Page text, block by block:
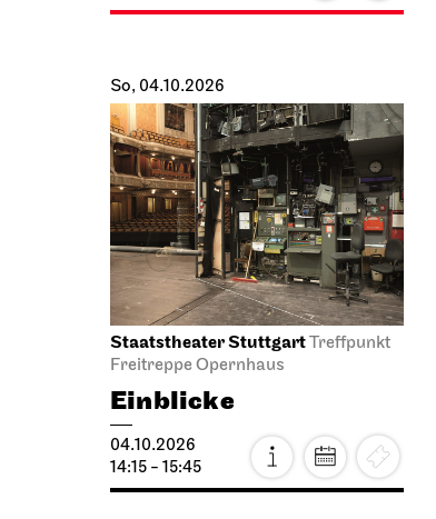
So, 04.10.2026
Staatstheater StuttgartTreffpunkt
Freitreppe Opernhaus
Einblicke
04.10.2026
14:15 - 15:45